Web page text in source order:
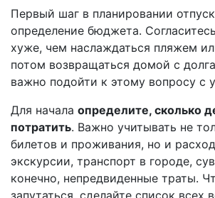
Первый шаг в планировании
определение бюджета.
хуже, чем наслаждаться пляжем
потом возвращаться домой с
важно подойти к этому вопросу с
Для начала определите, сколько
потратить. Важно учитывать не
билетов и проживания, но и
экскурсии, транспорт в городе,
конечно, непредвиденные траты.
запутаться, сделайте список всех